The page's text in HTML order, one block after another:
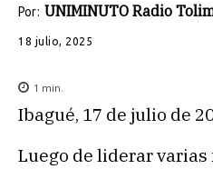
Por: UNIMINUTO Radio
18 julio, 2025
1 min.
Ibagué, 17 de julio de
Luego de liderar